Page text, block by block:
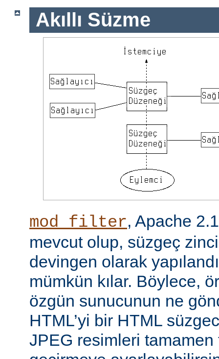
Akıllı Süzme
mod_filter, Apache
mevcut olup, süzgeç
devingen olarak
mümkün kılar. Böylece,
özgün sunucunun ne
HTML’yi bir HTML
JPEG resimleri tamamen